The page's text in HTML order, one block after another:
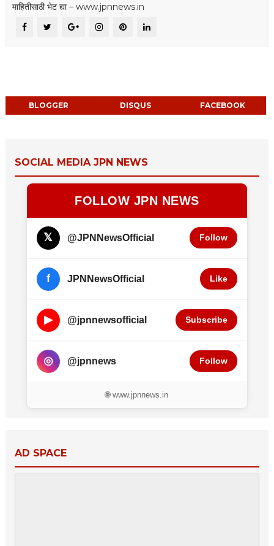
माहितीसाठी भेट द्या – www.jpnnews.in
BLOGGER DISQUS FACEBOOK
SOCIAL MEDIA JPN NEWS
FOLLOW JPN NEWS
𝕏 @JPNNewsOfficial Follow
f JPNNewsOfficial Like
▶ @jpnnewsofficial Subscribe
◎ @jpnnews Follow
🌐 www.jpnnews.in
AD SPACE